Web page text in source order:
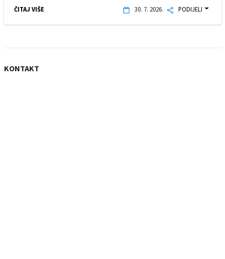
ČITAJ VIŠE 30. 7. 2026. PODIJELI
KONTAKT